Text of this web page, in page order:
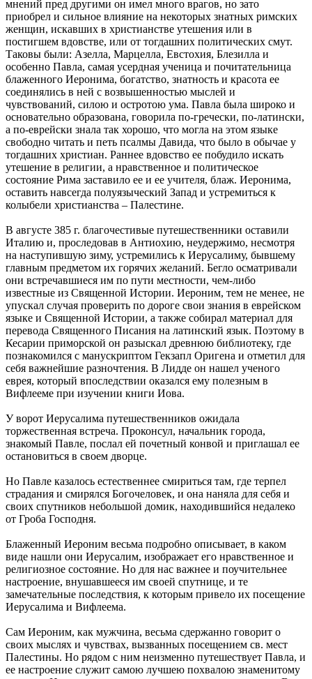
мнений пред другими он имел много врагов, но зато
приобрел и сильное влияние на некоторых знатных римских
женщин, искавших в христианстве утешения или в
постигшем вдовстве, или от тогдашних политических смут.
Таковы были: Азелла, Марцелла, Евстохия, Блезилла и
особенно Павла, самая усердная ученица и почитательница
блаженного Иеронима, богатство, знатность и красота ее
соединялись в ней с возвышенностью мыслей и
чувствований, силою и остротою ума. Павла была широко и
основательно образована, говорила по-гречески, по-латински,
а по-еврейски знала так хорошо, что могла на этом языке
свободно читать и петь псалмы Давида, что было в обычае у
тогдашних христиан. Раннее вдовство ее побудило искать
утешение в религии, а нравственное и политическое
состояние Рима заставило ее и ее учителя, блаж. Иеронима,
оставить навсегда полуязыческий Запад и устремиться к
колыбели христианства – Палестине.
В августе 385 г. благочестивые путешественники оставили
Италию и, проследовав в Антиохию, неудержимо, несмотря
на наступившую зиму, устремились к Иерусалиму, бывшему
главным предметом их горячих желаний. Бегло осматривали
они встречавшиеся им по пути местности, чем-либо
известные из Священной Истории. Иероним, тем не менее, не
упускал случая проверить по дороге свои знания в еврейском
языке и Священной Истории, а также собирал материал для
перевода Священного Писания на латинский язык. Поэтому в
Кесарии приморской он разыскал древнюю библиотеку, где
познакомился с манускриптом Гекзапл Оригена и отметил для
себя важнейшие разночтения. В Лидде он нашел ученого
еврея, который впоследствии оказался ему полезным в
Вифлееме при изучении книги Иова.
У ворот Иерусалима путешественников ожидала
торжественная встреча. Проконсул, начальник города,
знакомый Павле, послал ей почетный конвой и приглашал ее
остановиться в своем дворце.
Но Павле казалось естественнее смириться там, где терпел
страдания и смирялся Богочеловек, и она наняла для себя и
своих спутников небольшой домик, находившийся недалеко
от Гроба Господня.
Блаженный Иероним весьма подробно описывает, в каком
виде нашли они Иерусалим, изображает его нравственное и
религиозное состояние. Но для нас важнее и поучительнее
настроение, внушавшееся им своей спутнице, и те
замечательные последствия, к которым привело их посещение
Иерусалима и Вифлеема.
Сам Иероним, как мужчина, весьма сдержанно говорит о
своих мыслях и чувствах, вызванных посещением св. мест
Палестины. Но рядом с ним неизменно путешествует Павла, и
ее настроение служит самою лучшею похвалою знаменитому